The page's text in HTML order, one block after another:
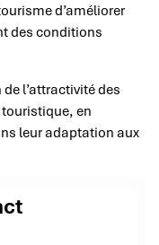
d’améliorer
des conditions
l’attractivité des
en
leur adaptation aux